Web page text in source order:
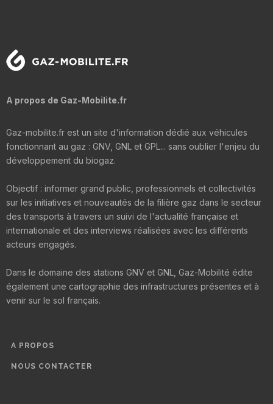
A propos de Gaz-Mobilite.fr
Gaz-mobilite.fr est un site d'information dédié aux véhicules
fonctionnant au gaz : GNV, GNL et GPL... sans oublier l'enjeu du
développement du biogaz.
Objectif : informer grand public, professionnels et collectivités
sur les initiatives et nouveautés de la filière gaz dans le secteur
des transports à travers un suivi de l'actualité française et
internationale et des interviews réalisées avec les différents
acteurs engagés.
Dans le domaine des stations GNV et GNL, Gaz-Mobilité édite
également une cartographie des infrastructures présentes et à
venir sur le sol français.
A PROPOS
NOUS CONTACTER